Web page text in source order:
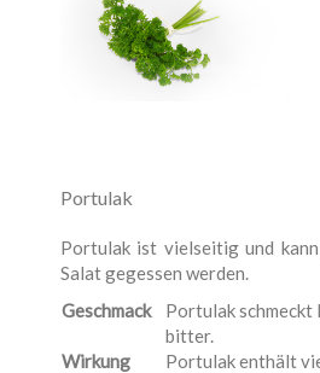
Portulak
Portulak ist vielseitig und
Salat gegessen werden.
Geschmack
Portulak schmeckt
bitter.
Wirkung
Portulak enthält